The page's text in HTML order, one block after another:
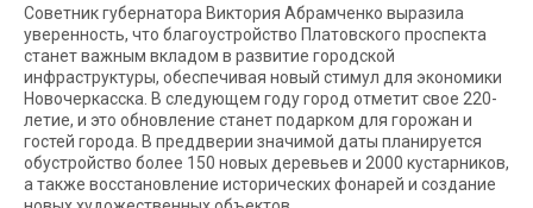
Советник губернатора Виктория Абрамченко выразила
уверенность, что благоустройство Платовского проспекта
станет важным вкладом в развитие городской
инфраструктуры, обеспечивая новый стимул для экономики
Новочеркасска. В следующем году город отметит свое 220-
летие, и это обновление станет подарком для горожан и
гостей города. В преддверии значимой даты планируется
обустройство более 150 новых деревьев и 2000 кустарников,
а также восстановление исторических фонарей и создание